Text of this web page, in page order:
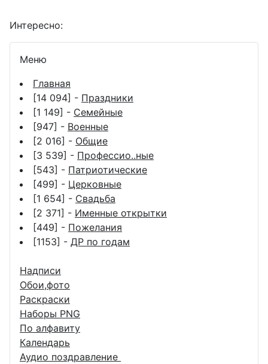
Интересно:
Меню
Главная
[14 094] - Праздники
[1 149] - Семейные
[947] - Военные
[2 016] - Общие
[3 539] - Профессио..ные
[543] - Патриотические
[499] - Церковные
[1 654] - Свадьба
[2 371] - Именные открытки
[449] - Пожелания
[1153] - ДР по годам
Надписи
Обои,фото
Раскраски
Наборы PNG
По алфавиту
Календарь
Аудио поздравление